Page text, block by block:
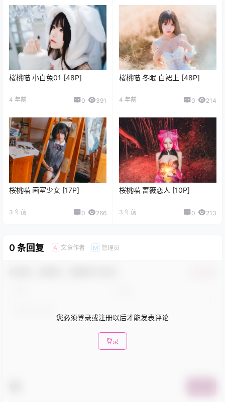
桜桃喵 小白兔01 [48P]
4 年前 0 391
桜桃喵 冬眠 白裙上 [48P]
4 年前 0 214
桜桃喵 画室少女 [17P]
3 年前 0 266
桜桃喵 蔷薇恋人 [10P]
3 年前 0 213
0 条回复 A 文章作者 M 管理员
您必须登录或注册以后才能发表评论
登录